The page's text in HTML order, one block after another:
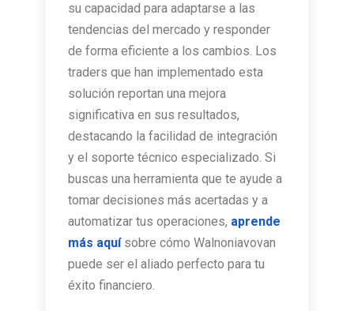
su capacidad para adaptarse a las
tendencias del mercado y responder
de forma eficiente a los cambios. Los
traders que han implementado esta
solución reportan una mejora
significativa en sus resultados,
destacando la facilidad de integración
y el soporte técnico especializado. Si
buscas una herramienta que te ayude a
tomar decisiones más acertadas y a
automatizar tus operaciones, aprende
más aquísobre cómo Walnoniavovan
puede ser el aliado perfecto para tu
éxito financiero.